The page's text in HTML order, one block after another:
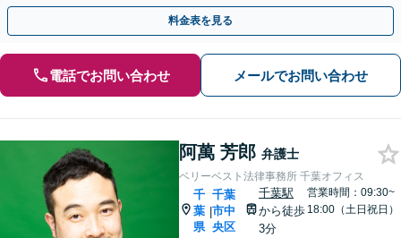
柔軟に対応します。【電話・WEB面談可】
料金表を見る
電話でお問い合わせ メールでお問い合わせ
阿萬 芳郎 弁護士
ベリーベスト法律事務所 千葉オフィス
千
葉
県
|
千葉
市中
央区
千葉駅
から徒歩
3分
営業時間：09:30~
18:00（土日祝日）